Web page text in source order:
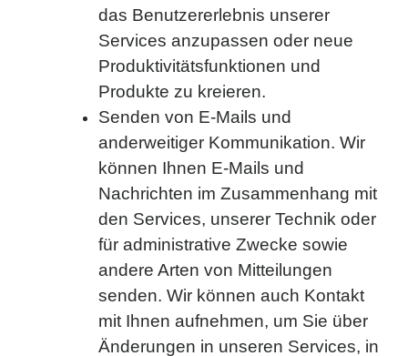
das Benutzererlebnis unserer
Services anzupassen oder neue
Produktivitätsfunktionen und
Produkte zu kreieren.
Senden von E-Mails und
anderweitiger Kommunikation. Wir
können Ihnen E-Mails und
Nachrichten im Zusammenhang mit
den Services, unserer Technik oder
für administrative Zwecke sowie
andere Arten von Mitteilungen
senden. Wir können auch Kontakt
mit Ihnen aufnehmen, um Sie über
Änderungen in unseren Services, in